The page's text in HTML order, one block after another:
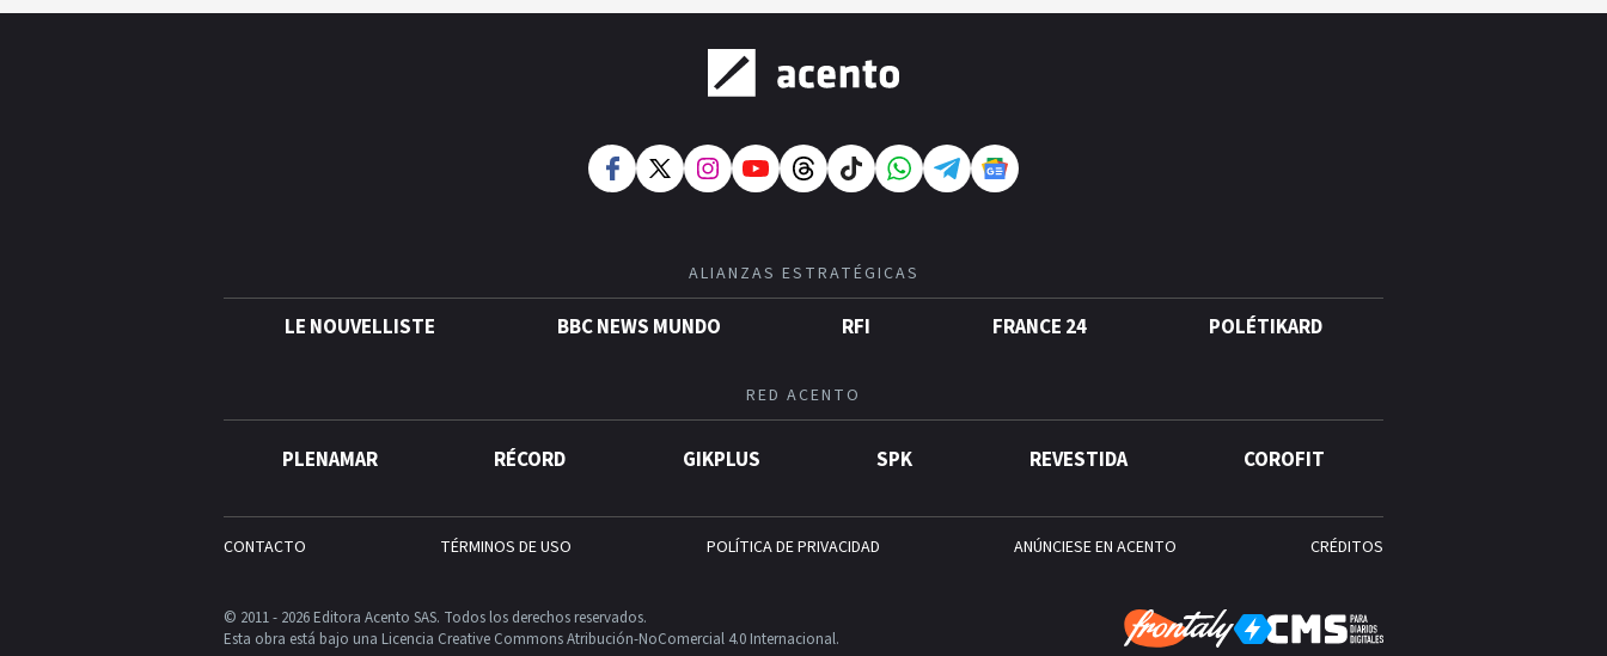
Este
ALIANZAS ESTRATÉGICAS
LE NOUVELLISTE BBC NEWS MUNDO RFI FRANCE 24 POLÉTIKARD
RED ACENTO
PLENAMAR RÉCORD GIKPLUS SPK REVESTIDA COROFIT
CONTACTO TÉRMINOS DE USO POLÍTICA DE PRIVACIDAD ANÚNCIESE EN ACENTO CRÉDITOS
© 2011 - 2026 Editora Acento SAS. Todos los derechos reservados.
Esta obra está bajo una Licencia Creative Commons Atribución-NoComercial 4.0 Internacional.